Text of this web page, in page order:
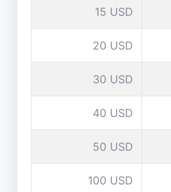
15 USD
20 USD
30 USD
40 USD
50 USD
100 USD